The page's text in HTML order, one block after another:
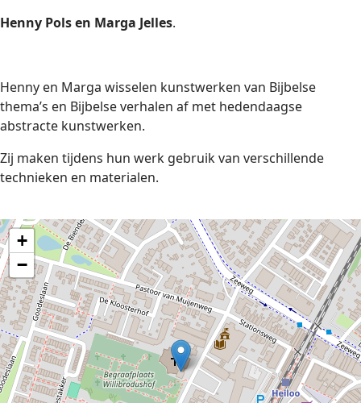
Henny Pols en Marga Jelles.
Henny en Marga wisselen kunstwerken van Bijbelse
thema’s en Bijbelse verhalen af met hedendaagse
abstracte kunstwerken.
Zij maken tijdens hun werk gebruik van verschillende
technieken en materialen.
+
−